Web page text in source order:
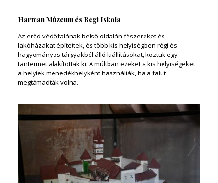
Harman Múzeum és Régi Iskola
Az erőd védőfalának belső oldalán fészereket és
lakóházakat építettek, és több kis helyiségben régi és
hagyományos tárgyakból álló kiállításokat, köztük egy
tantermet alakítottak ki. A múltban ezeket a kis helyiségeket
a helyiek menedékhelyként használták, ha a falut
megtámadták volna.